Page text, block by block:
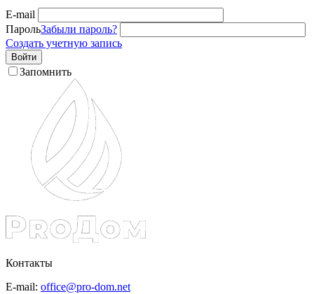
E-mail
ПарольЗабыли пароль?
Создать учетную запись
Войти
Запомнить
Контакты
E-mail: office@pro-dom.net